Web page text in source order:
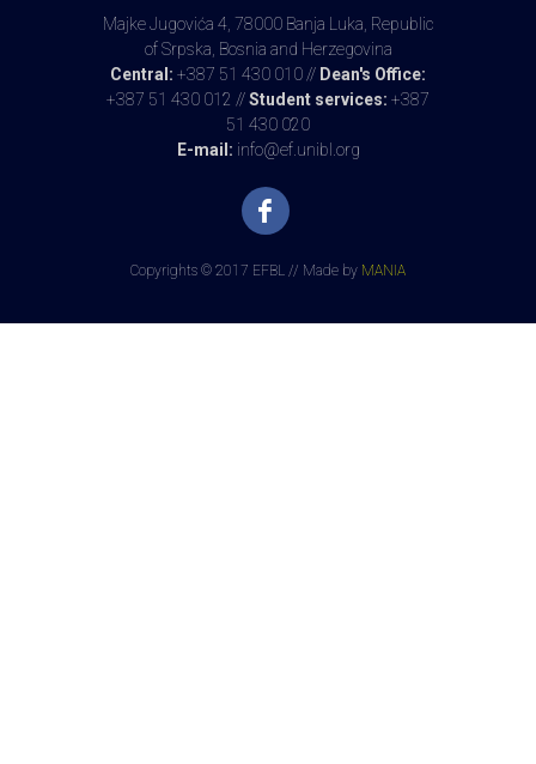
Majke Jugovića 4, 78000 Banja Luka, Republic
of Srpska, Bosnia and Herzegovina
Central: +387 51 430 010 // Dean's Office:
+387 51 430 012 //Student services: +387
51 430 020
E-mail: info@ef.unibl.org
Copyrights © 2017 EFBL // Made by MANIA